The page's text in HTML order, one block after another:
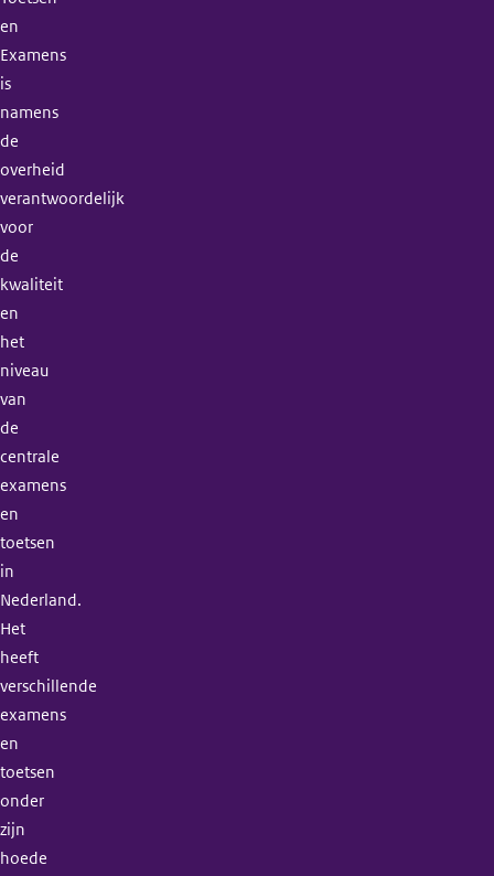
en
Examens
is
namens
de
overheid
verantwoordelijk
voor
de
kwaliteit
en
het
niveau
van
de
centrale
examens
en
toetsen
in
Nederland.
Het
heeft
verschillende
examens
en
toetsen
onder
zijn
hoede